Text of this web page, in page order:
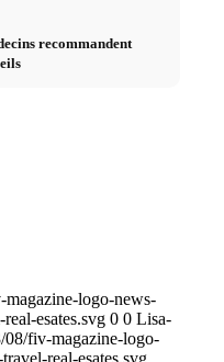
recommandent
logo-news-
esates.svg 0 0 Lisa-
08/fiv-magazine-logo-